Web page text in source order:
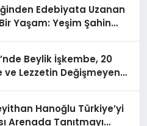
Edebiyata Uzanan
Yaşam: Yeşim Şahin
Beylik İşkembe, 20
ve Lezzetin Değişmeyen
Hanoğlu Türkiye’yi
Arenada Tanıtmayı